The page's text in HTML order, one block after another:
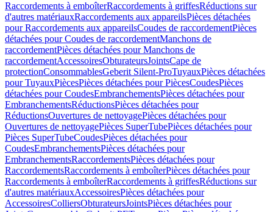
Raccordements à emboîterRaccordements à griffesRéductions sur
d'autres matériauxRaccordements aux appareilsPièces détachées
pour Raccordements aux appareilsCoudes de raccordementPièces
détachées pour Coudes de raccordementManchons de
raccordementPièces détachées pour Manchons de
raccordementAccessoiresObturateursJointsCape de
protectionConsommablesGeberit Silent-ProTuyauxPièces détachées
pour TuyauxPiècesPièces détachées pour PiècesCoudesPièces
détachées pour CoudesEmbranchementsPièces détachées pour
EmbranchementsRéductionsPièces détachées pour
RéductionsOuvertures de nettoyagePièces détachées pour
Ouvertures de nettoyagePièces SuperTubePièces détachées pour
Pièces SuperTubeCoudesPièces détachées pour
CoudesEmbranchementsPièces détachées pour
EmbranchementsRaccordementsPièces détachées pour
RaccordementsRaccordements à emboîterPièces détachées pour
Raccordements à emboîterRaccordements à griffesRéductions sur
d'autres matériauxAccessoiresPièces détachées pour
AccessoiresColliersObturateursJointsPièces détachées pour